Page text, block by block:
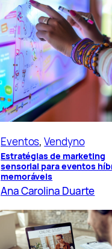
Eventos, Vendyno
Estratégias de marketing
sensorial para eventos
memoráveis
Ana Carolina Duarte